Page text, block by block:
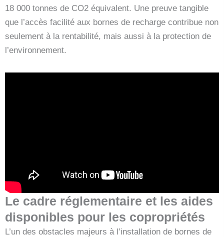
18 000 tonnes de CO2 équivalent. Une preuve tangible
que l’accès facilité aux bornes de recharge contribue non
seulement à la rentabilité, mais aussi à la protection de
l’environnement.
Le cadre réglementaire et les aides
disponibles pour les copropriétés
L’un des obstacles majeurs à l’installation de bornes de